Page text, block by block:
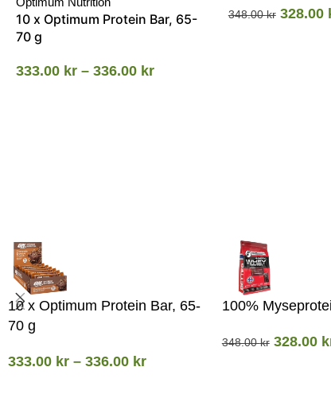
10 x Optimum Protein Bar, 65-
70 g
333.00 kr – 336.00 kr
348.00kr 328.00
10 x Optimum Protein Bar, 65-
70 g
333.00 kr – 336.00 kr
100%
348.00kr 328.00